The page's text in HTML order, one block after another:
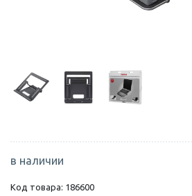
в наличии
Код товара: 186600